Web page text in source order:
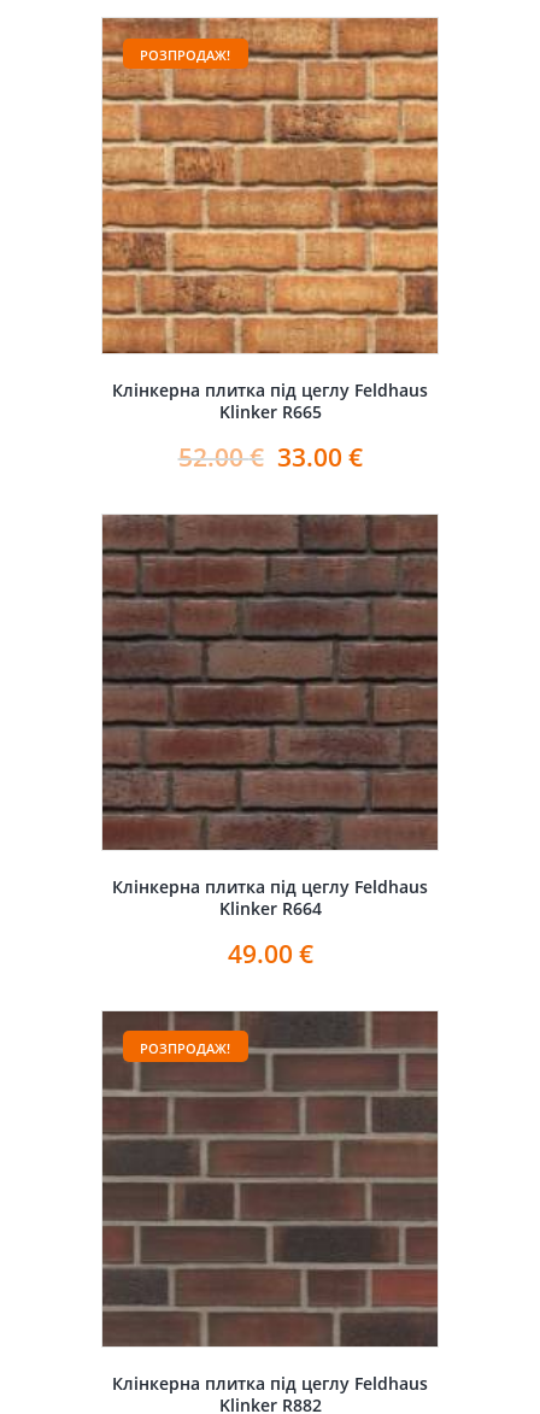
РОЗПРОДАЖ!
Клінкерна плитка під цеглу Feldhaus
Klinker R665
52.00€ 33.00 €
Клінкерна плитка під цеглу Feldhaus
Klinker R664
49.00 €
РОЗПРОДАЖ!
Клінкерна плитка під цеглу Feldhaus
Klinker R882